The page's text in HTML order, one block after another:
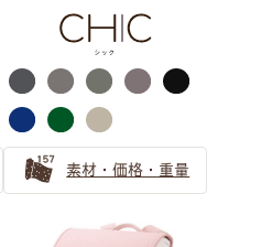
ンドセル
びガイド
を育む大切な思い出。
素材・価格・重量